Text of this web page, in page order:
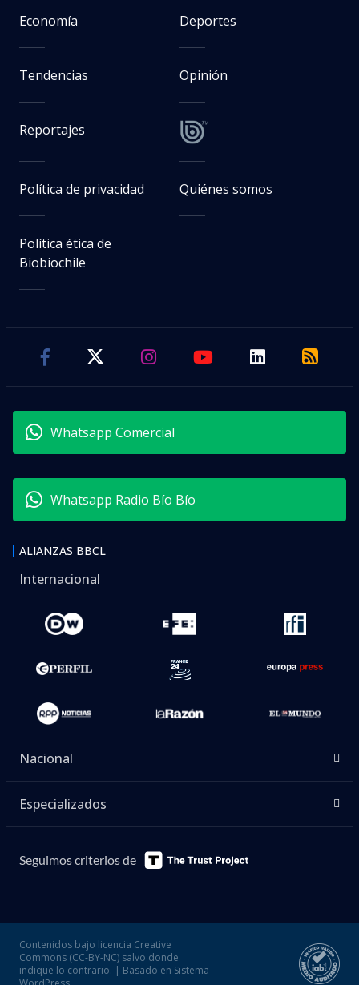
Economía Deportes
Tendencias Opinión
Reportajes
Política de privacidad Quiénes somos
Política ética de
Biobiochile
Whatsapp Comercial
Whatsapp Radio Bío Bío
ALIANZAS BBCL
Internacional
Nacional
Especializados
Seguimos criterios de
Contenidos bajo licencia Creative
Commons (CC-BY-NC) salvo donde
indique lo contrario. | Basado en Sistema